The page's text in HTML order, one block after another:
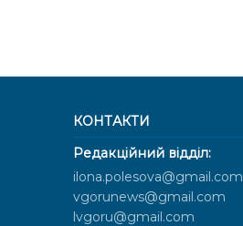
КОНТАКТИ
Редакційний відділ:
ilona.polesova@gmail.com
vgorunews@gmail.com
lvgoru@gmail.com